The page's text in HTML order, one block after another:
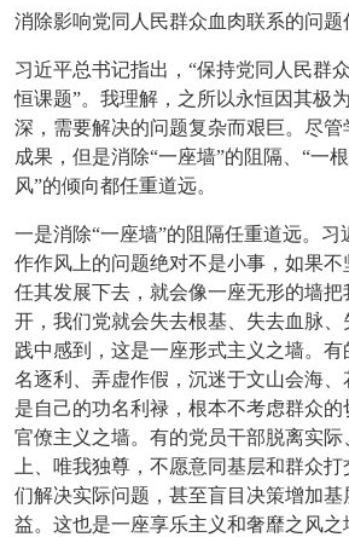
消除影响党同人民群众血肉联系的问题
习近平总书记指出，“保持党同人民群
恒课题”。我理解，之所以永恒因其极
深，需要解决的问题复杂而艰巨。尽
成果，但是消除“一座墙”的阻隔、“一
风”的倾向都任重道远。
一是消除“一座墙”的阻隔任重道远。习
作作风上的问题绝对不是小事，如果不
任其发展下去，就会像一座无形的墙
开，我们党就会失去根基、失去血脉、
践中感到，这是一座形式主义之墙。
名逐利、弄虚作假，沉迷于文山会海
是自己的功名利禄，根本不考虑群众
官僚主义之墙。有的党员干部脱离实
上、唯我独尊，不愿意同基层和群众
们解决实际问题，甚至盲目决策增加基
益。这也是一座享乐主义和奢靡之风